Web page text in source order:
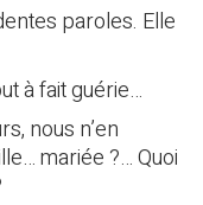
paroles. Elle
à fait guérie…
nous n’en
mariée ?… Quoi